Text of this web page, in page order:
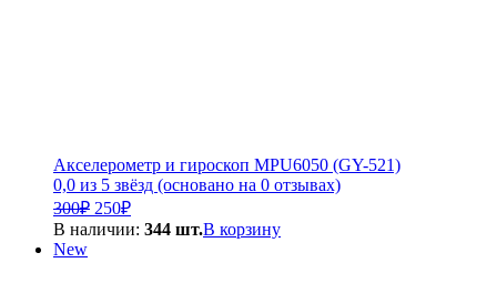
Акселерометр и гироскоп MPU6050 (GY-521)
0,0 из 5 звёзд (основано на 0 отзывах)
300₽ Первоначальная
цена
250₽Текущая
цена:
В наличии: 344 шт.В корзину
New